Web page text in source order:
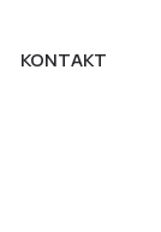
KONTAKT